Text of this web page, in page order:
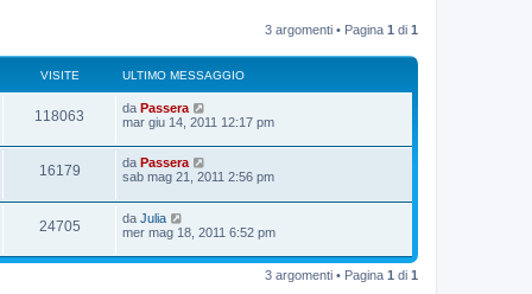
3 argomenti • Pagina 1 di 1
VISITE ULTIMO MESSAGGIO
118063
i
i
e
U
l
i
m
o
e
s
s
g
da Passera
mar giu 14, 2011 12:17 pm
16179V
i
s
i
U
l
i
m
o
e
da Passera
sab mag 21, 2011 2:56 pm
24705V
i
U
l
i
da Julia
mer mag 18, 2011 6:52 pm
3 argomenti • Pagina 1 di 1